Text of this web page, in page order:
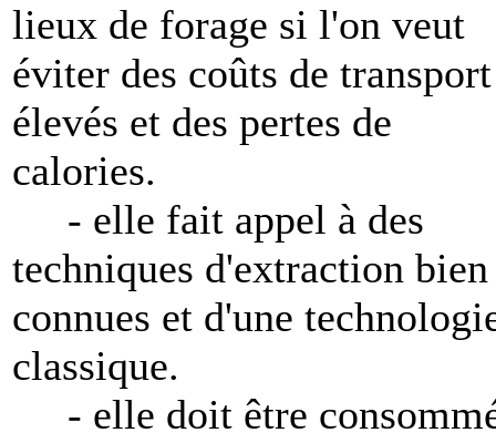
lieux de forage si l'on veut
éviter des coûts de transport
élevés et des pertes de
calories.
- elle fait appel à des
techniques d'extraction bien
connues et d'une
classique.
- elle doit être